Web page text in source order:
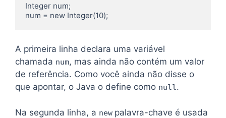
Integer num;
num = new Integer(10);
A primeira linha declara uma variável
chamada num, mas ainda não contém um valor
de referência. Como você ainda não disse o
que apontar, o Java o define como null.
Na segunda linha, a new palavra-chave é usada